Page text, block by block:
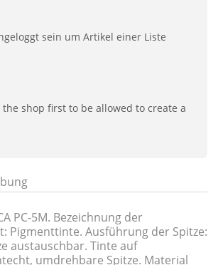
sein um Artikel einer Liste
the shop first to be allowed to create a
PC-5M. Bezeichnung der
Pigmenttinte. Ausführung der Spitze:
austauschbar. Tinte auf
umdrehbare Spitze. Material